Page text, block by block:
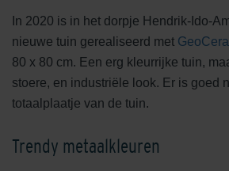
In 2020 is in het dorpje Hendrik-Ido-
nieuwe tuin gerealiseerd met
80 x 80 cm. Een erg kleurrijke tuin,
stoere, en industriële look. Er is goed
totaalplaatje van de tuin.
Trendy metaalkleuren